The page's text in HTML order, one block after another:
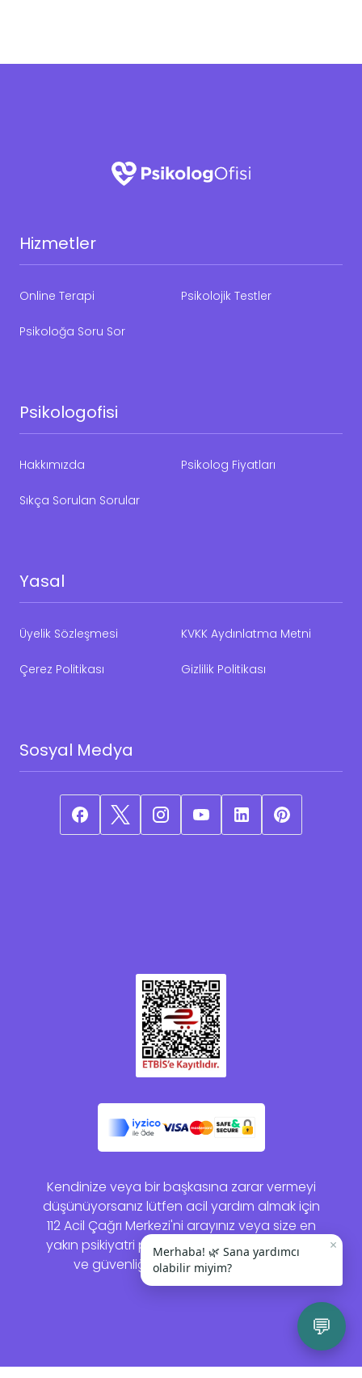
Hizmetler
Online Terapi Psikolojik Testler
Psikoloğa Soru Sor
Psikologofisi
Hakkımızda Psikolog Fiyatları
Sıkça Sorulan Sorular
Yasal
Üyelik Sözleşmesi KVKK Aydınlatma Metni
Çerez Politikası Gizlilik Politikası
Sosyal Medya
Kendinize veya bir başkasına zarar vermeyi
düşünüyorsanız lütfen acil yardım almak için
112 Acil Çağrı Merkezi'ni arayınız veya size en
yakın psikiyatri polikliniğine gidiniz. Sağlığınız
ve güvenliğiniz bizim için önemlidir.
💬
×
Merhaba! 🌿 Sana yardımcı
olabilir miyim?